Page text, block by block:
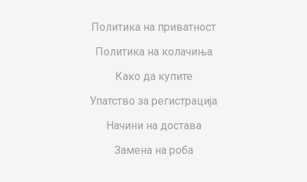
Политика на приватност
Политика на колачиња
Како да купите
Упатство за регистрација
Начини на достава
Замена на роба